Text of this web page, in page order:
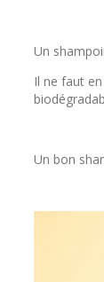
Un
Il ne faut
Un bon